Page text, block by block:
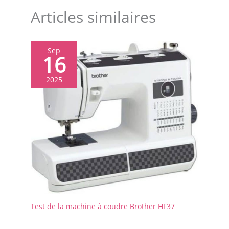
Articles similaires
Sep
16
2025
Test de la machine à coudre Brother HF37